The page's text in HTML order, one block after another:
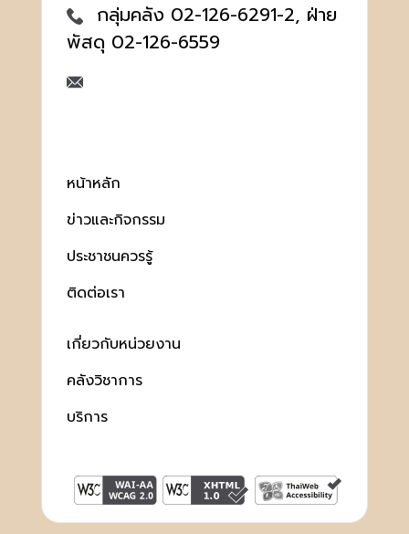
กลุ่มคลัง 02-126-6291-2, ฝ่าย
พัสดุ 02-126-6559
หน้าหลัก
ข่าวและกิจกรรม
ประชาชนควรรู้
ติดต่อเรา
เกี่ยวกับหน่วยงาน
คลังวิชาการ
บริการ